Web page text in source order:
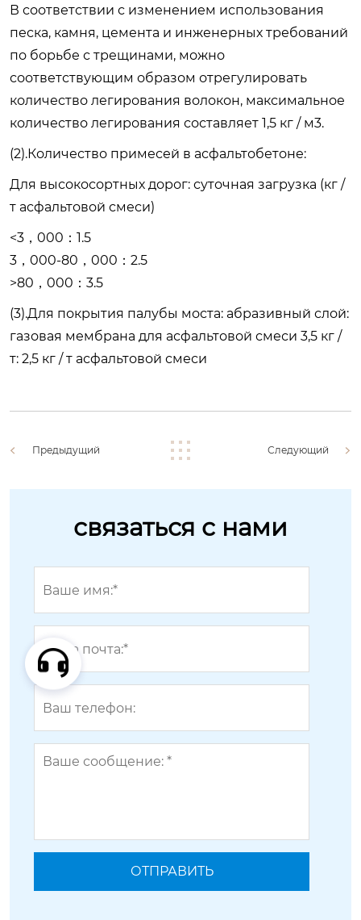
В соответствии с изменением использования
песка, камня, цемента и инженерных требований
по борьбе с трещинами, можно
соответствующим образом отрегулировать
количество легирования волокон, максимальное
количество легирования составляет 1,5 кг / м3.
(2).Количество примесей в асфальтобетоне:
Для высокосортных дорог: суточная загрузка (кг /
т асфальтовой смеси)
<3，000：1.5
3，000-80，000：2.5
>80，000：3.5
(3).Для покрытия палубы моста: абразивный слой:
газовая мембрана для асфальтовой смеси 3,5 кг /
т: 2,5 кг / т асфальтовой смеси
Предыдущий Следующий
связаться с нами